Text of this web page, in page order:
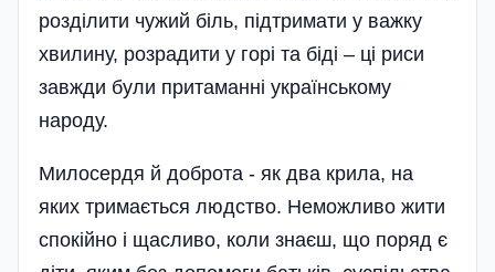
розділити чужий біль, підтримати у важку
хвилину, розрадити у горі та біді – ці риси
завжди були притаманні українському
народу.
Милосердя й доброта - як два крила, на
яких тримається людство. Неможливо жити
спокійно і щасливо, коли знаєш, що поряд є